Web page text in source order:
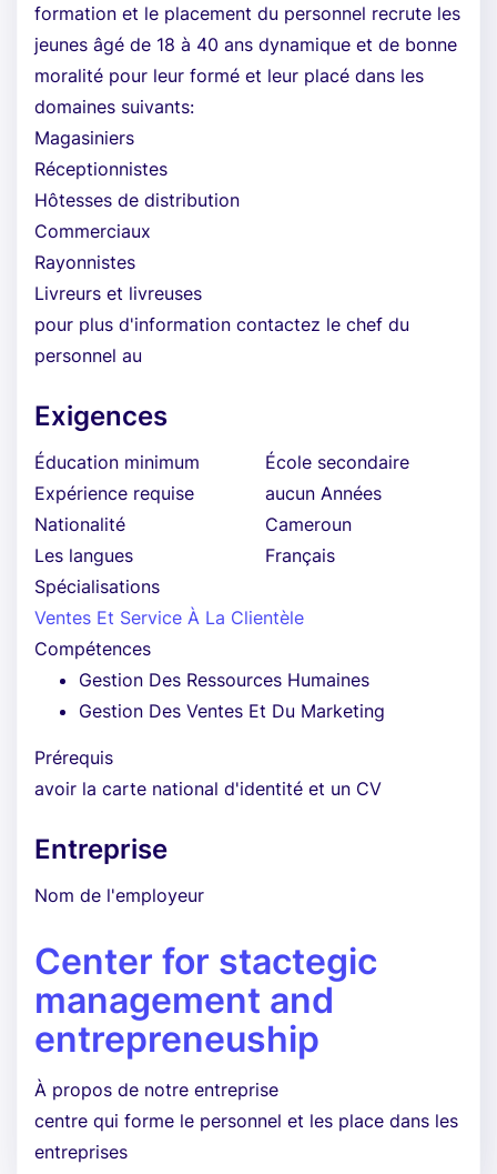
formation et le placement du personnel recrute les
jeunes âgé de 18 à 40 ans dynamique et de bonne
moralité pour leur formé et leur placé dans les
domaines suivants:
Magasiniers
Réceptionnistes
Hôtesses de distribution
Commerciaux
Rayonnistes
Livreurs et livreuses
pour plus d'information contactez le chef du
personnel au
Exigences
Éducation minimum
École secondaire
Expérience requise
aucun Années
Nationalité
Cameroun
Les langues
Français
Spécialisations
Ventes Et Service À La Clientèle
Compétences
Gestion Des Ressources Humaines
Gestion Des Ventes Et Du Marketing
Prérequis
avoir la carte national d'identité et un CV
Entreprise
Nom de l'employeur
Center for stactegic
management and
entrepreneuship
À propos de notre entreprise
centre qui forme le personnel et les place dans les
entreprises